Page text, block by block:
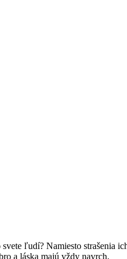
ľudí? Namiesto strašenia
a láska majú vždy navrch.